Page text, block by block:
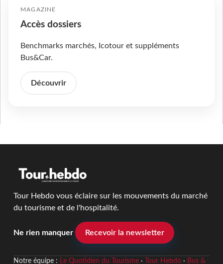
MAGAZINE
Accès dossiers
Benchmarks marchés, Icotour et suppléments
Bus&Car.
Découvrir
Tour Hebdo vous éclaire sur les mouvements du marché
du tourisme et de l'hospitalité.
Ne rien manquer Recevoir la newsletter
Notre équipe : Le Quotidien du Tourisme· Tour Hebdo· Bus &